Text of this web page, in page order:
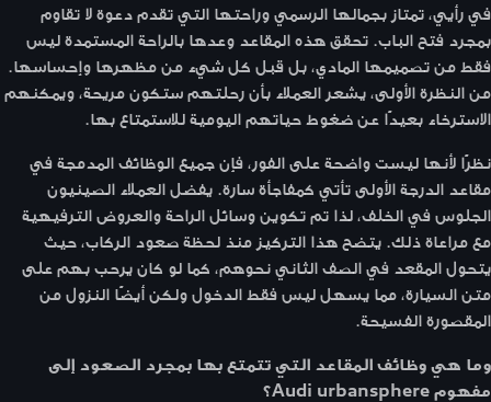
في رأيي، تمتاز بجمالها الرسمي وراحتها التي تقدم دعوة لا تقاوم
بمجرد فتح الباب. تحقق هذه المقاعد وعدها بالراحة المستمدة ليس
فقط من تصميمها المادي، بل قبل كل شيء من مظهرها وإحساسها.
من النظرة الأولى، يشعر العملاء بأن رحلتهم ستكون مريحة، ويمكنهم
الاسترخاء بعيدًا عن ضغوط حياتهم اليومية للاستمتاع بها.
نظرًا لأنها ليست واضحة على الفور، فإن جميع الوظائف المدمجة في
مقاعد الدرجة الأولى تأتي كمفاجأة سارة. يفضل العملاء الصينيون
الجلوس في الخلف، لذا تم تكوين وسائل الراحة والعروض الترفيهية
مع مراعاة ذلك. يتضح هذا التركيز منذ لحظة صعود الركاب، حيث
يتحول المقعد في الصف الثاني نحوهم، كما لو كان يرحب بهم على
متن السيارة، مما يسهل ليس فقط الدخول ولكن أيضًا النزول من
المقصورة الفسيحة.
وما هي وظائف المقاعد التي تتمتع بها بمجرد الصعود إلى
مفهوم Audi urbansphere؟